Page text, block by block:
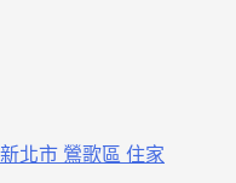
新北市 鶯歌區 住家